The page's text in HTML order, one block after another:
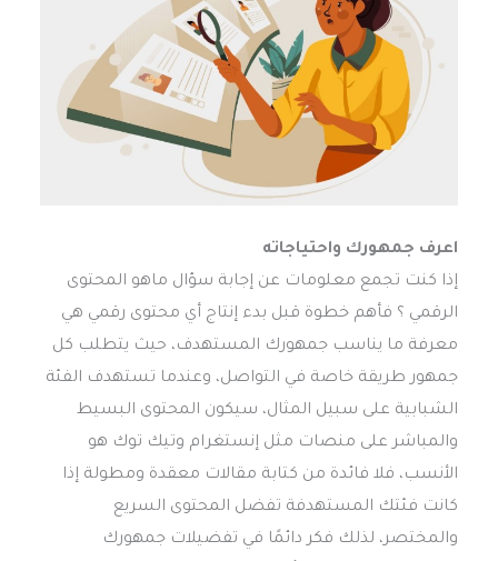
اعرف جمهورك واحتياجاته
إذا كنت تجمع معلومات عن إجابة سؤال ماهو المحتوى
الرقمي ؟ فأهم خطوة قبل بدء إنتاج أي محتوى رقمي هي
معرفة ما يناسب جمهورك المستهدف، حيث يتطلب كل
جمهور طريقة خاصة في التواصل، وعندما تستهدف الفئة
الشبابية على سبيل المثال، سيكون المحتوى البسيط
والمباشر على منصات مثل إنستغرام وتيك توك هو
الأنسب، فلا فائدة من كتابة مقالات معقدة ومطولة إذا
كانت فئتك المستهدفة تفضل المحتوى السريع
والمختصر، لذلك فكر دائمًا في تفضيلات جمهورك